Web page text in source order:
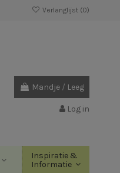
Verlanglijst (0)
Mandje / Leeg
Log in
Inspiratie &
Informatie